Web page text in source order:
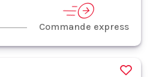
Commande express